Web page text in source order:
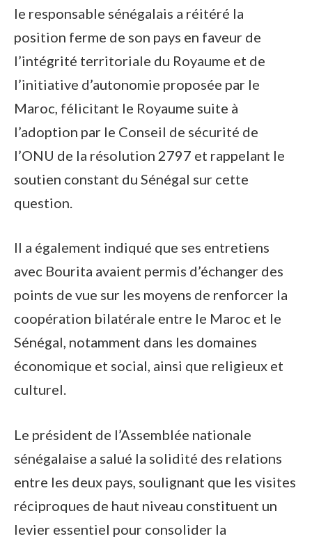
le responsable sénégalais a réitéré la
position ferme de son pays en faveur de
l’intégrité territoriale du Royaume et de
l’initiative d’autonomie proposée par le
Maroc, félicitant le Royaume suite à
l’adoption par le Conseil de sécurité de
l’ONU de la résolution 2797 et rappelant le
soutien constant du Sénégal sur cette
question.
Il a également indiqué que ses entretiens
avec Bourita avaient permis d’échanger des
points de vue sur les moyens de renforcer la
coopération bilatérale entre le Maroc et le
Sénégal, notamment dans les domaines
économique et social, ainsi que religieux et
culturel.
Le président de l’Assemblée nationale
sénégalaise a salué la solidité des relations
entre les deux pays, soulignant que les visites
réciproques de haut niveau constituent un
levier essentiel pour consolider la